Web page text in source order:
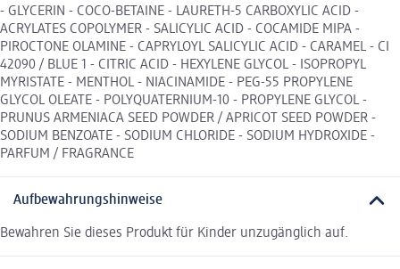
- GLYCERIN - COCO-BETAINE - LAURETH-5 CARBOXYLIC ACID -
ACRYLATES COPOLYMER - SALICYLIC ACID - COCAMIDE MIPA -
PIROCTONE OLAMINE - CAPRYLOYL SALICYLIC ACID - CARAMEL - CI
42090 / BLUE 1 - CITRIC ACID - HEXYLENE GLYCOL - ISOPROPYL
MYRISTATE - MENTHOL - NIACINAMIDE - PEG-55 PROPYLENE
GLYCOL OLEATE - POLYQUATERNIUM-10 - PROPYLENE GLYCOL -
PRUNUS ARMENIACA SEED POWDER / APRICOT SEED POWDER -
SODIUM BENZOATE - SODIUM CHLORIDE - SODIUM HYDROXIDE -
PARFUM / FRAGRANCE
Aufbewahrungshinweise
Bewahren Sie dieses Produkt für Kinder unzugänglich auf.